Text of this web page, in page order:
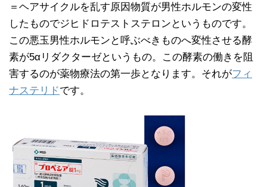
＝ヘアサイクルを乱す原因物質が男性ホルモンの変性
したものでジヒドロテストステロンというものです。
この悪玉男性ホルモンと呼ぶべきものへ変性させる酵
素が5αリダクターゼというもの。この酵素の働きを阻
害するのが薬物療法の第一歩となります。それがフィ
ナステリドです。